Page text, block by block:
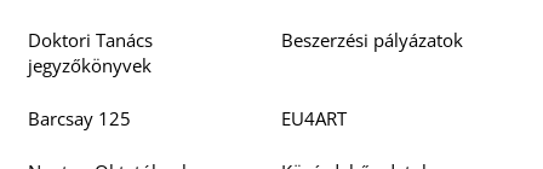
Doktori Tanács
jegyzőkönyvek
Beszerzési pályázatok
Barcsay 125 EU4ART